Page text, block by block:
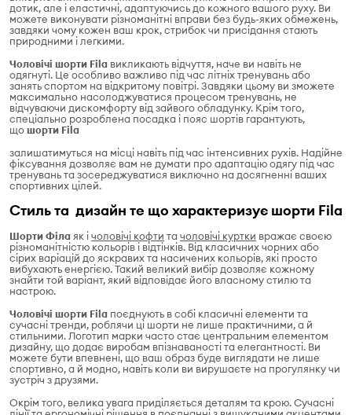
дотик, але і еластичні, адаптуючись до кожного вашого руху. Ви
можете виконувати різноманітні вправи без будь-яких обмежень,
завдяки чому кожен ваш крок, стрибок чи присідання стають
природними і легкими.
Чоловічі шорти Fila викликають відчуття, наче ви навіть не
одягнуті. Це особливо важливо під час літніх тренувань або
занять спортом на відкритому повітрі. Завдяки цьому ви зможете
максимально насолоджуватися процесом тренувань, не
відчуваючи дискомфорту від зайвого обладунку. Крім того,
спеціально розроблена посадка і пояс шортів гарантують,
щошорти Fila
залишатимуться на місці навіть під час інтенсивних рухів. Надійне
фіксування дозволяє вам не думати про адаптацію одягу під час
тренувань та зосереджуватися виключно на досягненні ваших
спортивних цілей.
Стиль та дизайн те що характеризує шорти Fila
Шорти Філа як ічоловічі кофти тачоловічі куртки вражає своєю
різноманітністю кольорів і відтінків. Від класичних чорних або
сірих варіацій до яскравих та насичених кольорів, які просто
вибухають енергією. Такий великий вибір дозволяє кожному
знайти той варіант, який відповідає його власному стилю та
настрою.
Чоловічі шорти Fila поєднують в собі класичні елементи та
сучасні тренди, роблячи ці шорти не лише практичними, а й
стильними. Логотип марки часто стає центральним елементом
дизайну, що додає виробам впізнаваності та елегантності. Ви
можете бути впевнені, що ваш образ буде виглядати не лише
спортивно, а й модно, навіть коли ви вирушаєте на прогулянку чи
зустріч з друзями.
Окрім того, велика увага приділяється деталям та крою. Сучасні